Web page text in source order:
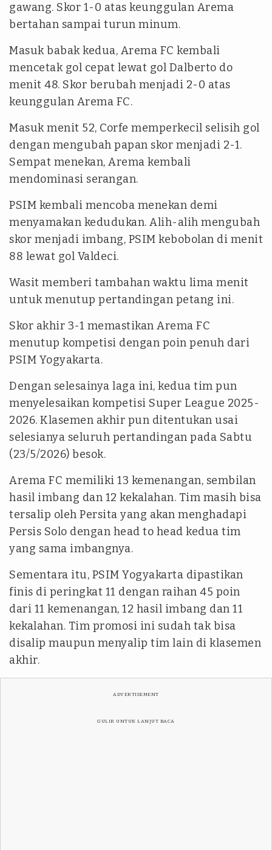
gawang. Skor 1-0 atas keunggulan Arema
bertahan sampai turun minum.
Masuk babak kedua, Arema FC kembali
mencetak gol cepat lewat gol Dalberto do
menit 48. Skor berubah menjadi 2-0 atas
keunggulan Arema FC.
Masuk menit 52, Corfe memperkecil selisih gol
dengan mengubah papan skor menjadi 2-1.
Sempat menekan, Arema kembali
mendominasi serangan.
PSIM kembali mencoba menekan demi
menyamakan kedudukan. Alih-alih mengubah
skor menjadi imbang, PSIM kebobolan di menit
88 lewat gol Valdeci.
Wasit memberi tambahan waktu lima menit
untuk menutup pertandingan petang ini.
Skor akhir 3-1 memastikan Arema FC
menutup kompetisi dengan poin penuh dari
PSIM Yogyakarta.
Dengan selesainya laga ini, kedua tim pun
menyelesaikan kompetisi Super League 2025-
2026. Klasemen akhir pun ditentukan usai
selesianya seluruh pertandingan pada Sabtu
(23/5/2026) besok.
Arema FC memiliki 13 kemenangan, sembilan
hasil imbang dan 12 kekalahan. Tim masih bisa
tersalip oleh Persita yang akan menghadapi
Persis Solo dengan head to head kedua tim
yang sama imbangnya.
Sementara itu, PSIM Yogyakarta dipastikan
finis di peringkat 11 dengan raihan 45 poin
dari 11 kemenangan, 12 hasil imbang dan 11
kekalahan. Tim promosi ini sudah tak bisa
disalip maupun menyalip tim lain di klasemen
akhir.
ADVERTISEMENT
GULIR UNTUK LANJUT BACA